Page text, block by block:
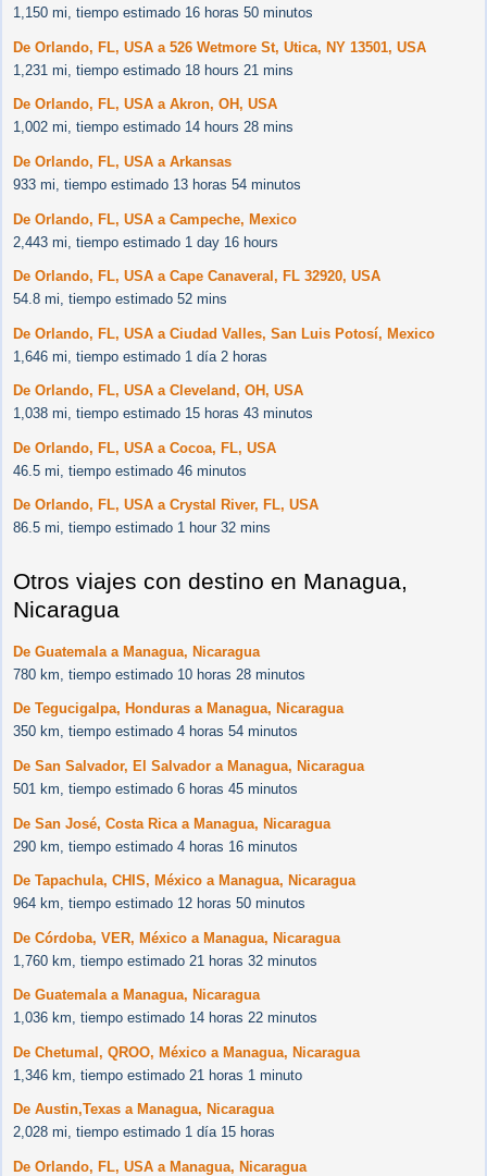
1,150 mi, tiempo estimado 16 horas 50 minutos
De Orlando, FL, USA a 526 Wetmore St, Utica, NY 13501, USA
1,231 mi, tiempo estimado 18 hours 21 mins
De Orlando, FL, USA a Akron, OH, USA
1,002 mi, tiempo estimado 14 hours 28 mins
De Orlando, FL, USA a Arkansas
933 mi, tiempo estimado 13 horas 54 minutos
De Orlando, FL, USA a Campeche, Mexico
2,443 mi, tiempo estimado 1 day 16 hours
De Orlando, FL, USA a Cape Canaveral, FL 32920, USA
54.8 mi, tiempo estimado 52 mins
De Orlando, FL, USA a Ciudad Valles, San Luis Potosí, Mexico
1,646 mi, tiempo estimado 1 día 2 horas
De Orlando, FL, USA a Cleveland, OH, USA
1,038 mi, tiempo estimado 15 horas 43 minutos
De Orlando, FL, USA a Cocoa, FL, USA
46.5 mi, tiempo estimado 46 minutos
De Orlando, FL, USA a Crystal River, FL, USA
86.5 mi, tiempo estimado 1 hour 32 mins
Otros viajes con destino en Managua,
Nicaragua
De Guatemala a Managua, Nicaragua
780 km, tiempo estimado 10 horas 28 minutos
De Tegucigalpa, Honduras a Managua, Nicaragua
350 km, tiempo estimado 4 horas 54 minutos
De San Salvador, El Salvador a Managua, Nicaragua
501 km, tiempo estimado 6 horas 45 minutos
De San José, Costa Rica a Managua, Nicaragua
290 km, tiempo estimado 4 horas 16 minutos
De Tapachula, CHIS, México a Managua, Nicaragua
964 km, tiempo estimado 12 horas 50 minutos
De Córdoba, VER, México a Managua, Nicaragua
1,760 km, tiempo estimado 21 horas 32 minutos
De Guatemala a Managua, Nicaragua
1,036 km, tiempo estimado 14 horas 22 minutos
De Chetumal, QROO, México a Managua, Nicaragua
1,346 km, tiempo estimado 21 horas 1 minuto
De Austin,Texas a Managua, Nicaragua
2,028 mi, tiempo estimado 1 día 15 horas
De Orlando, FL, USA a Managua, Nicaragua